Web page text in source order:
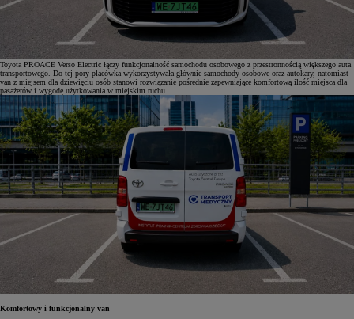
Toyota PROACE Verso Electric łączy funkcjonalność samochodu osobowego z przestronnością większego auta
transportowego. Do tej pory placówka wykorzystywała głównie samochody osobowe oraz autokary, natomiast
van z miejsem dla dziewięciu osób stanowi rozwiązanie pośrednie zapewniające komfortową ilość miejsca dla
pasażerów i wygodę użytkowania w miejskim ruchu.
Komfortowy i funkcjonalny van